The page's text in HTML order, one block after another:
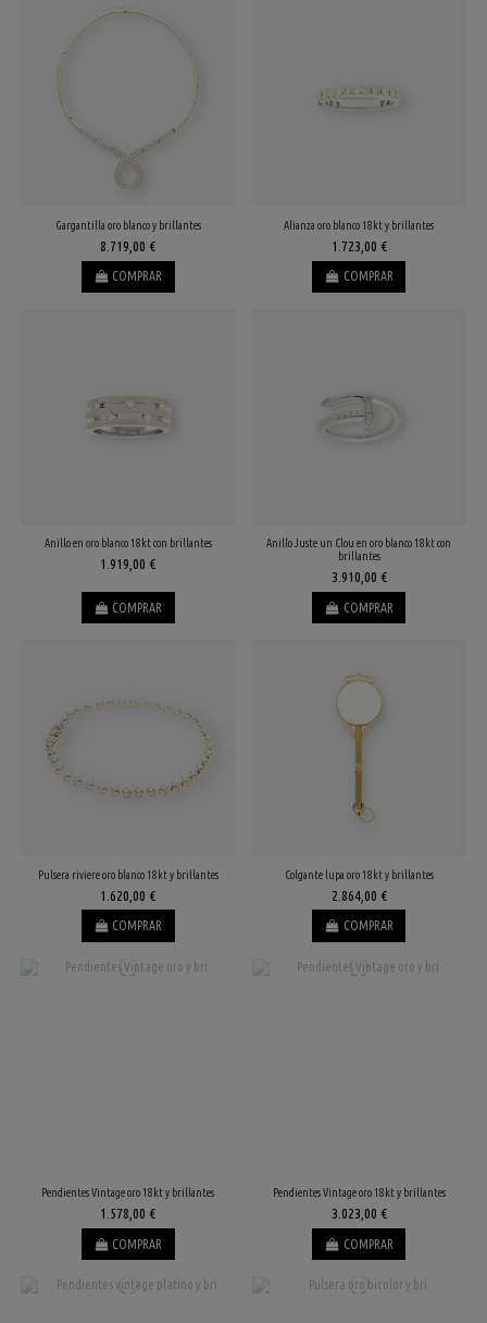
Gargantilla oro blanco y brillantes
8.719,00 €
COMPRAR
Alianza oro blanco 18kt y brillantes
1.723,00 €
COMPRAR
Anillo en oro blanco 18kt con brillantes
1.919,00 €
COMPRAR
Anillo Juste un Clou en oro blanco 18kt con
brillantes
3.910,00 €
COMPRAR
Pulsera riviere oro blanco 18kt y brillantes
1.620,00 €
COMPRAR
Colgante lupa oro 18kt y brillantes
2.864,00 €
COMPRAR
Pendientes Vintage oro 18kt y brillantes
1.578,00 €
COMPRAR
Pendientes Vintage oro 18kt y brillantes
3.023,00 €
COMPRAR